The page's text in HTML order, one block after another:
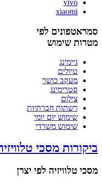
vivo
xiaomi
סמראטפונים לפי
מטרות שימוש
גיימינג
טיולים
מעקב כושר
סטרימינג
צילום
רשתות חברתיות
שימוש יום יומי
שימוש משרדי
ביקורות מסכי
מסכי טלוויזיה לפי יצרן